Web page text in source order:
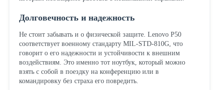
Долговечность и надежность
Не стоит забывать и о физической защите. Lenovo P50
соответствует военному стандарту MIL-STD-810G, что
говорит о его надежности и устойчивости к внешним
воздействиям. Это именно тот ноутбук, который можно
взять с собой в поездку на конференцию или в
командировку без страха его повредить.